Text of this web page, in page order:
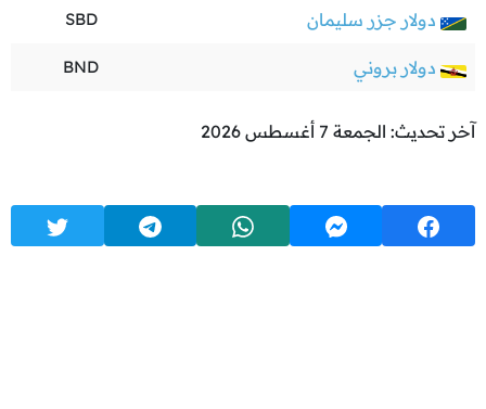
دولار جزر سليمان SBD
دولار بروني BND
آخر تحديث: الجمعة 7 أغسطس 2026